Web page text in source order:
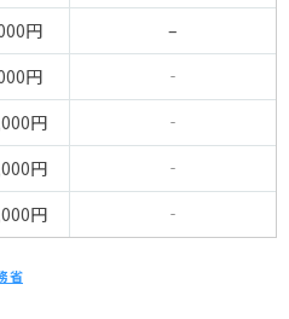
円
–
円
‐
円
‐
円
‐
円 ‐
省